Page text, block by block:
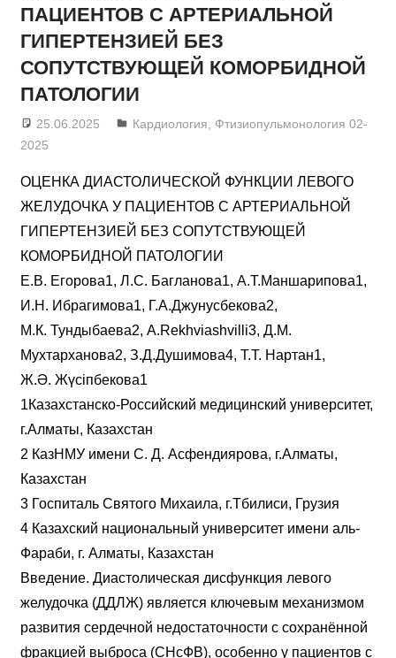
ПАЦИЕНТОВ С АРТЕРИАЛЬНОЙ
ГИПЕРТЕНЗИЕЙ БЕЗ
СОПУТСТВУЮЩЕЙ КОМОРБИДНОЙ
ПАТОЛОГИИ
25.06.2025 admin
Кардиология
Фтизиопульмонология 02-
2025
ОЦЕНКА ДИАСТОЛИЧЕСКОЙ ФУНКЦИИ ЛЕВОГО
ЖЕЛУДОЧКА У ПАЦИЕНТОВ С АРТЕРИАЛЬНОЙ
ГИПЕРТЕНЗИЕЙ БЕЗ СОПУТСТВУЮЩЕЙ
КОМОРБИДНОЙ ПАТОЛОГИИ
Е.В. Егорова1, Л.С. Багланова1, А.Т.Маншарипова1,
И.Н. Ибрагимова1, Г.А.Джунусбекова2,
М.К. Тундыбаева2, A.Rekhviashvilli3, Д.М.
Мухтарханова2, З.Д.Душимова4, Т.Т. Нартан1,
Ж.Ә. Жүсіпбекова1
1Казахстанско-Российский медицинский университет,
г.Алматы, Казахстан
2 КазНМУ имени С. Д. Асфендиярова, г.Алматы,
Казахстан
3 Госпиталь Святого Михаила, г.Тбилиси, Грузия
4 Казахский национальный университет имени аль-
Фараби, г. Алматы, Казахстан
Введение. Диастолическая дисфункция левого
желудочка (ДДЛЖ) является ключевым механизмом
развития сердечной недостаточности с сохранённой
фракцией выброса (СНсФВ), особенно у пациентов с